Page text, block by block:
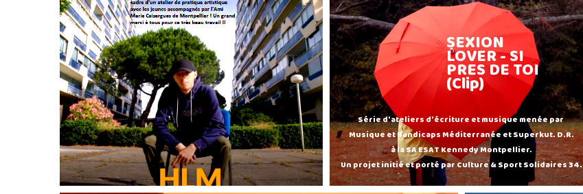
SEXION
LOVER - SI
PRES DE TOI
(Clip)
Série d'ateliers d'écriture et musique menée par
Musique et Handicaps Méditerranée et Superkut. D.R.
à la SA ESAT Kennedy Montpellier.
Un projet initié et porté par Culture & Sport Solidaires 34.